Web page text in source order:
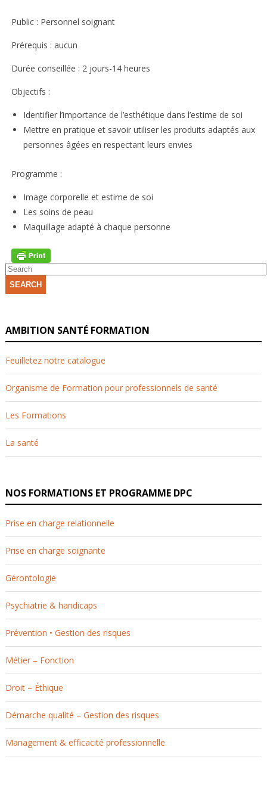
Public : Personnel soignant
Prérequis : aucun
Durée conseillée : 2 jours-14 heures
Objectifs :
Identifier l’importance de l’esthétique dans l’estime de soi
Mettre en pratique et savoir utiliser les produits adaptés aux
personnes âgées en respectant leurs envies
Programme :
Image corporelle et estime de soi
Les soins de peau
Maquillage adapté à chaque personne
SEARCH
AMBITION SANTÉ FORMATION
Feuilletez notre catalogue
Organisme de Formation pour professionnels de santé
Les Formations
La santé
NOS FORMATIONS ET PROGRAMME DPC
Prise en charge relationnelle
Prise en charge soignante
Gérontologie
Psychiatrie & handicaps
Prévention • Gestion des risques
Métier – Fonction
Droit – Éthique
Démarche qualité – Gestion des risques
Management & efficacité professionnelle